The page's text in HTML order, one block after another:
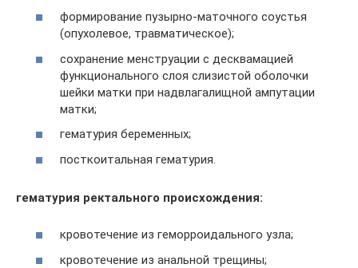
формирование пузырно-маточного соустья
(опухолевое, травматическое);
сохранение менструации с десквамацией
функционального слоя слизистой оболочки
шейки матки при надвлагалищной ампутации
матки;
гематурия беременных;
посткоитальная гематурия.
гематурия ректального происхождения:
кровотечение из геморроидального узла;
кровотечение из анальной трещины;